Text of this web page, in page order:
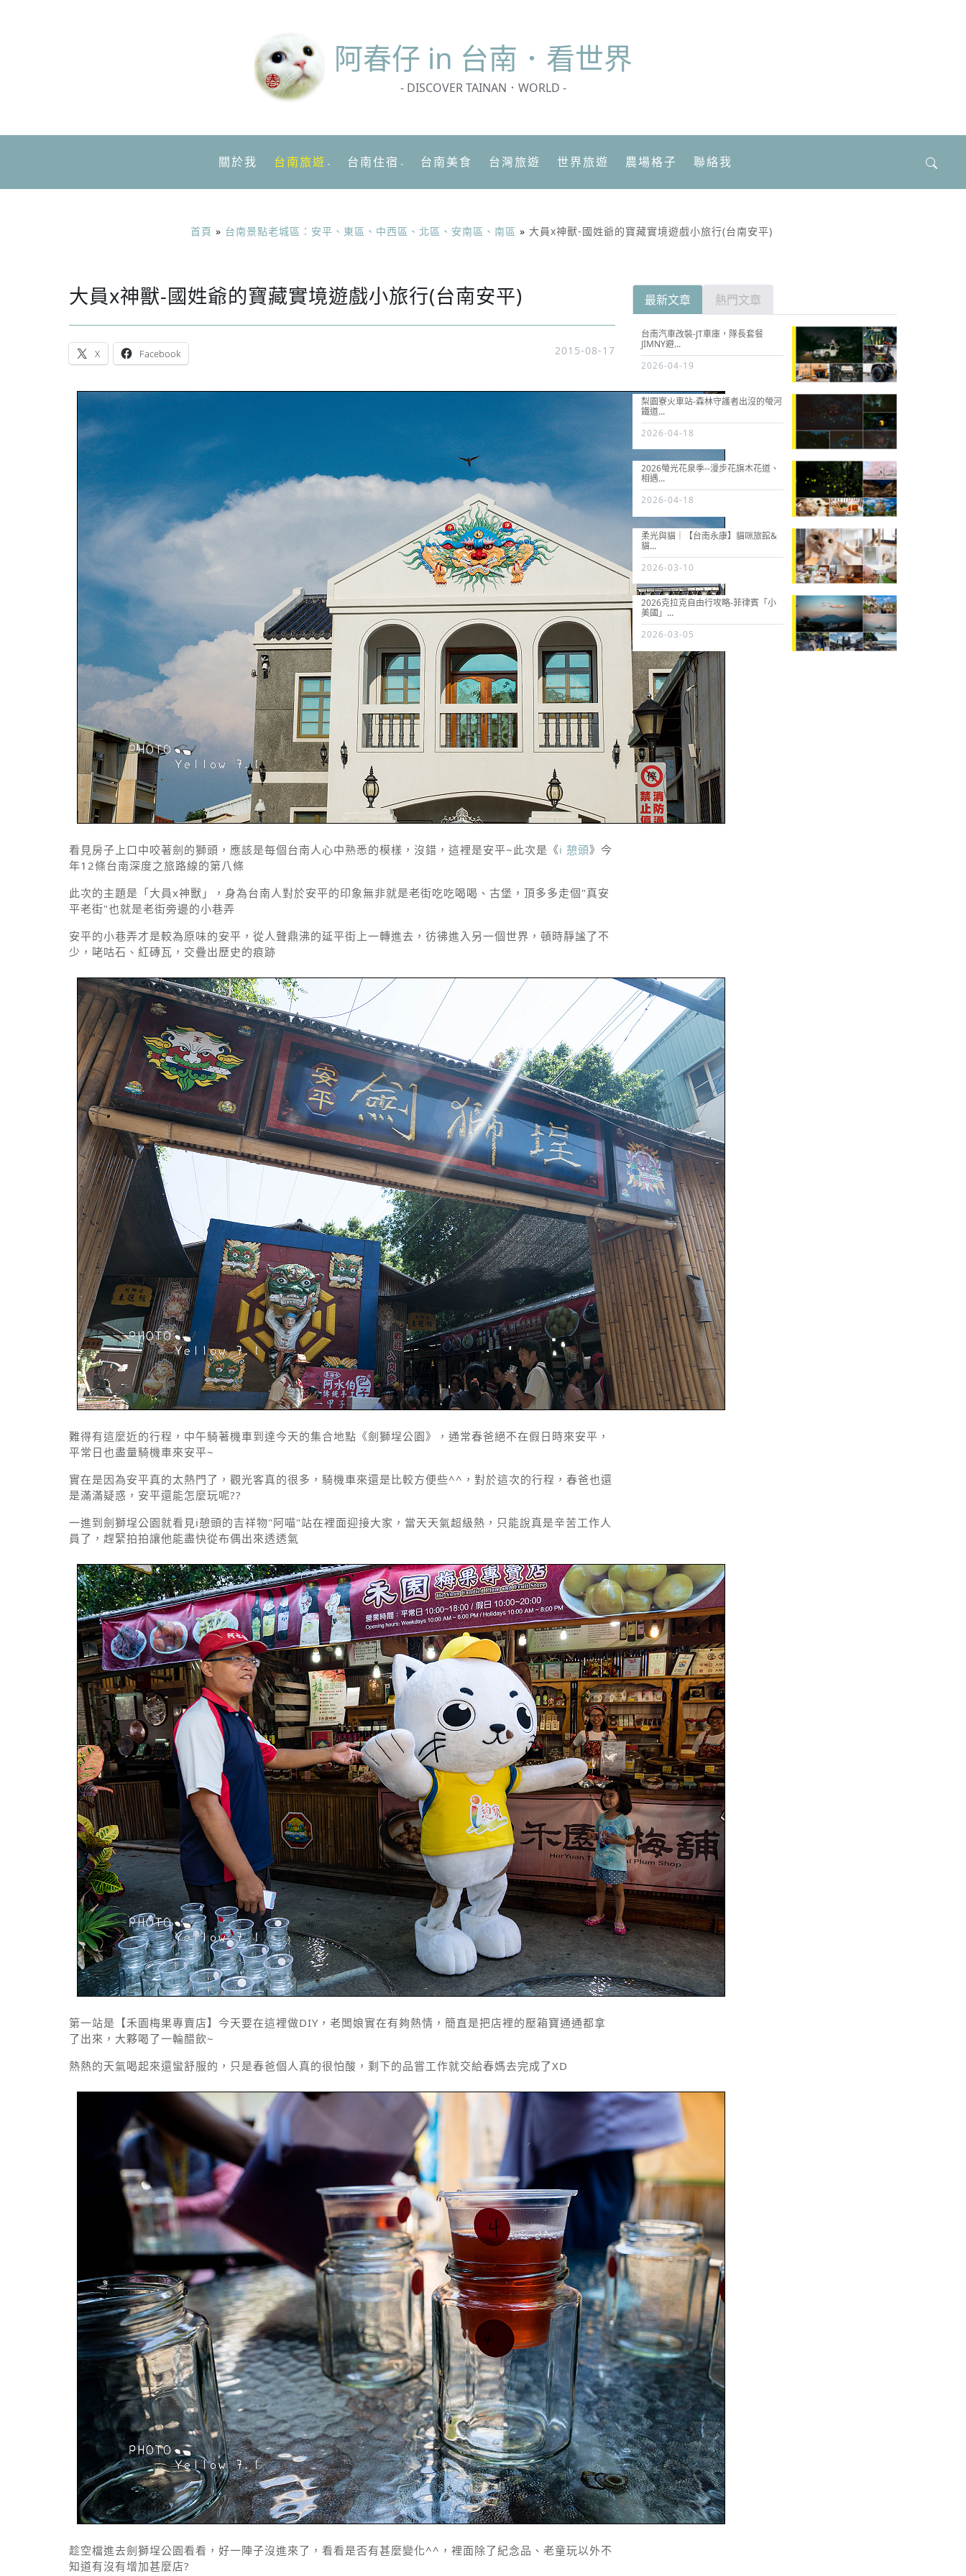
阿春仔 in 台南．看世界
- DISCOVER TAINAN．WORLD -
關於我 台南旅遊 台南住宿 台南美食 台灣旅遊 世界旅遊 農場格子 聯絡我
尋
首頁 » 台南景點老城區：安平、東區、中西區、北區、安南區、南區 » 大員x神獸-國姓爺的寶藏實境遊戲小旅行(台南安平)
大員x神獸-國姓爺的寶藏實境遊戲小旅行(台南安平)
X Facebook 2015-08-17
看見房子上口中咬著劍的獅頭，應該是每個台南人心中熟悉的模樣，沒錯，這裡是安平~此次是《i 憩頭》今
年12條台南深度之旅路線的第八條
此次的主題是「大員x神獸」，身為台南人對於安平的印象無非就是老街吃吃喝喝、古堡，頂多多走個"真安
平老街"也就是老街旁邊的小巷弄
安平的小巷弄才是較為原味的安平，從人聲鼎沸的延平街上一轉進去，彷彿進入另一個世界，頓時靜謐了不
少，咾咕石、紅磚瓦，交疊出歷史的痕跡
難得有這麼近的行程，中午騎著機車到達今天的集合地點《劍獅埕公園》，通常春爸絕不在假日時來安平，
平常日也盡量騎機車來安平~
實在是因為安平真的太熱門了，觀光客真的很多，騎機車來還是比較方便些^^，對於這次的行程，春爸也還
是滿滿疑惑，安平還能怎麼玩呢??
一進到劍獅埕公園就看見i憩頭的吉祥物"阿喵"站在裡面迎接大家，當天天氣超級熱，只能說真是辛苦工作人
員了，趕緊拍拍讓他能盡快從布偶出來透透氣
第一站是【禾園梅果專賣店】今天要在這裡做DIY，老闆娘實在有夠熱情，簡直是把店裡的壓箱寶通通都拿
了出來，大夥喝了一輪醋飲~
熱熱的天氣喝起來還蠻舒服的，只是春爸個人真的很怕酸，剩下的品嘗工作就交給春媽去完成了XD
趁空檔進去劍獅埕公園看看，好一陣子沒進來了，看看是否有甚麼變化^^，裡面除了紀念品、老童玩以外不
知道有沒有增加甚麼店?
最新文章 熱門文章
台南汽車改裝-JT車庫，隊長套餐
JIMNY避...
2026-04-19
梨園寮火車站-森林守護者出沒的螢河
鐵道...
2026-04-18
2026螢光花泉季--漫步花旗木花道、
相遇...
2026-04-18
柔光與貓｜【台南永康】貓咪旅館&
貓...
2026-03-10
2026克拉克自由行攻略-菲律賓「小
美國」...
2026-03-05